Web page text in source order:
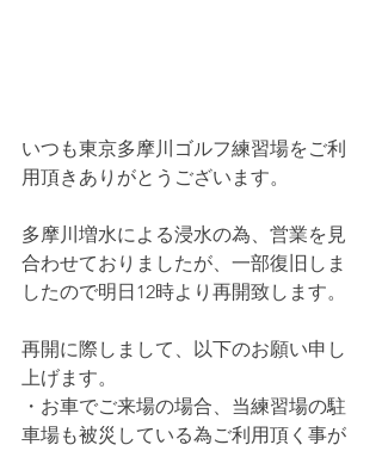
いつも東京多摩川ゴルフ練習場をご利
用頂きありがとうございます。
多摩川増水による浸水の為、営業を見
合わせておりましたが、一部復旧しま
したので明日12時より再開致します。
再開に際しまして、以下のお願い申し
上げます。
・お車でご来場の場合、当練習場の駐
車場も被災している為ご利用頂く事が